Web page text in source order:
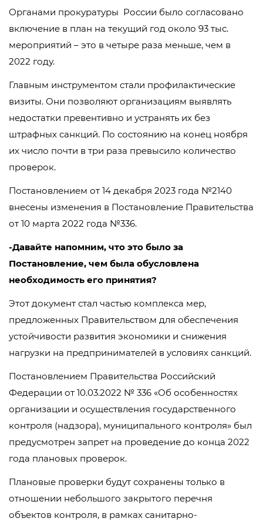
Органами прокуратуры России было согласовано
включение в план на текущий год около 93 тыс.
мероприятий – это в четыре раза меньше, чем в
2022 году.
Главным инструментом стали профилактические
визиты. Они позволяют организациям выявлять
недостатки превентивно и устранять их без
штрафных санкций. По состоянию на конец ноября
их число почти в три раза превысило количество
проверок.
Постановлением от 14 декабря 2023 года №2140
внесены изменения в Постановление Правительства
от 10 марта 2022 года №336.
-Давайте напомним, что это было за
Постановление, чем была обусловлена
необходимость его принятия?
Этот документ стал частью комплекса мер,
предложенных Правительством для обеспечения
устойчивости развития экономики и снижения
нагрузки на предпринимателей в условиях санкций.
Постановлением Правительства Российский
Федерации от 10.03.2022 № 336 «Об особенностях
организации и осуществления государственного
контроля (надзора), муниципального контроля» был
предусмотрен запрет на проведение до конца 2022
года плановых проверок.
Плановые проверки будут сохранены только в
отношении небольшого закрытого перечня
объектов контроля, в рамках санитарно-